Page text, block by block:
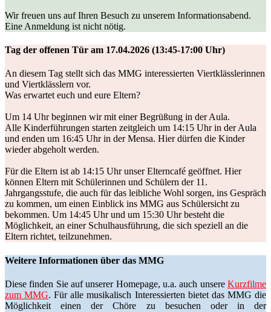
Wir freuen uns auf Ihren Besuch zu unserem Informationsabend.
Eine Anmeldung ist nicht nötig.
Tag der offenen Tür am 17.04.2026 (13:45-17:00 Uhr)
An diesem Tag stellt sich das MMG interessierten Viertklässlerinnen
und Viertklässlern vor.
Was erwartet euch und eure Eltern?
Um 14 Uhr beginnen wir mit einer Begrüßung in der Aula.
Alle Kinderführungen starten zeitgleich um 14:15 Uhr in der Aula
und enden um 16:45 Uhr in der Mensa. Hier dürfen die Kinder
wieder abgeholt werden.
Für die Eltern ist ab 14:15 Uhr unser Elterncafé geöffnet. Hier
können Eltern mit Schülerinnen und Schülern der 11.
Jahrgangsstufe, die auch für das leibliche Wohl sorgen, ins Gespräch
zu kommen, um einen Einblick ins MMG aus Schülersicht zu
bekommen. Um 14:45 Uhr und um 15:30 Uhr besteht die
Möglichkeit, an einer Schulhausführung, die sich speziell an die
Eltern richtet, teilzunehmen.
Weitere Informationen über das MMG
Diese finden Sie auf unserer Homepage, u.a. auch unsere Kurzfilme
zum MMG. Für alle musikalisch Interessierten bietet das MMG die
Möglichkeit einen der Chöre zu besuchen oder in der